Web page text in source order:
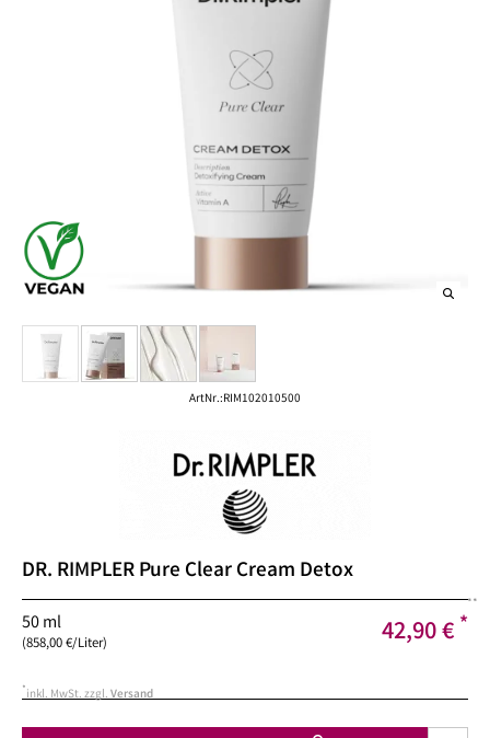
ArtNr.:RIM102010500
DR. RIMPLERPure Clear Cream Detox
**
50 ml
(858,00 €/Liter) 42,90 € *
*inkl. MwSt. zzgl.Versand